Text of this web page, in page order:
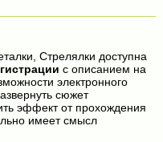
Стрелялки доступна
с описанием на
электронного
сюжет
эффект от прохождения
имеет смысл